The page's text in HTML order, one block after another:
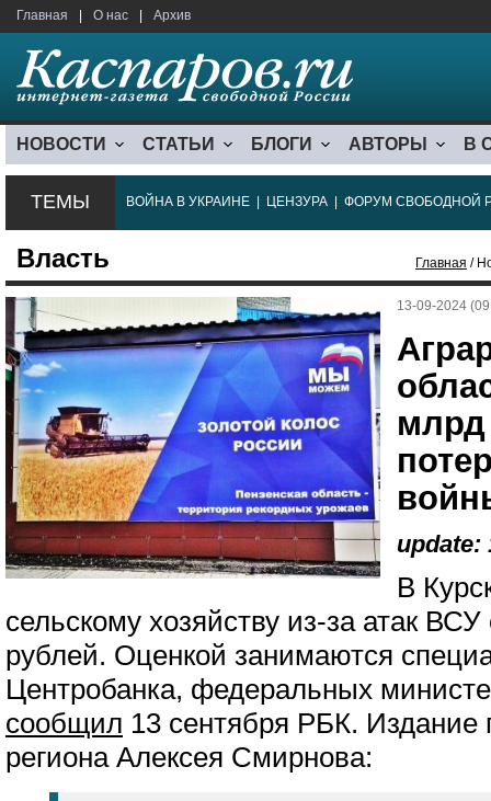
Главная О нас Архив
НОВОСТИ СТАТЬИ БЛОГИ АВТОРЫ В
ТЕМЫ ВОЙНА В УКРАИНЕ ЦЕНЗУРА ФОРУМ СВОБОДНОЙ
Власть Главная /
13-09-2024
млрд
update:
В
сельскому хозяйству из-за атак
рублей. Оценкой занимаются
Центробанка, федеральных
сообщил 13 сентября РБК. Издание
региона Алексея Смирнова: